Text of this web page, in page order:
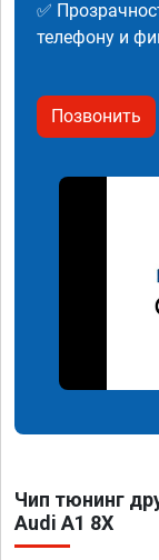
✅
телефону и
Позвонить
Чип тюнинг
Audi A1 8X